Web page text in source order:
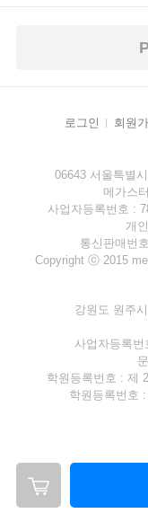
로그인 회원
06643 서울특별
메가스
사업자등록번호 :
개
통신판매번
Copyright ⓒ 2015
강원도 원주
사업자등록
학원등록번호 : 제
학원등록번호